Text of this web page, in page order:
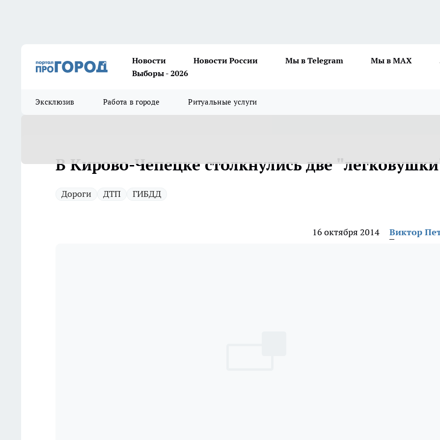
Новости Новости России Мы в Telegram Мы в MAX
Выборы - 2026
Эксклюзив Работа в городе Ритуальные услуги
В Кирово-Чепецке столкнулись две
Дороги ДТП ГИБДД
16 октября 2014 Виктор